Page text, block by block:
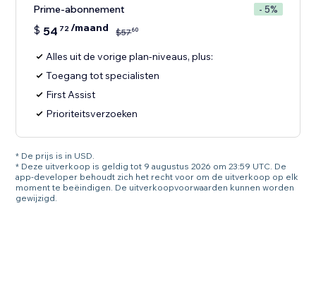
Prime-abonnement - 5%
$ 54 72/maand $5760
Alles uit de vorige plan-niveaus, plus:
Toegang tot specialisten
First Assist
Prioriteitsverzoeken
* De prijs is in USD.
* Deze uitverkoop is geldig tot 9 augustus 2026 om 23:59 UTC. De
app-developer behoudt zich het recht voor om de uitverkoop op elk
moment te beëindigen. De uitverkoopvoorwaarden kunnen worden
gewijzigd.